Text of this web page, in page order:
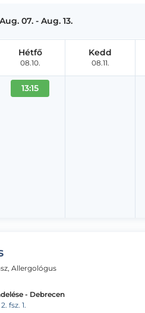
Aug. 07. - Aug. 13.
Hétfő
08.10.
13:15
Kedd
08.11.
Allergológus
- Debrecen
fsz. 1.